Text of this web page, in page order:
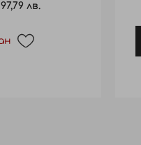
97,79 лв.